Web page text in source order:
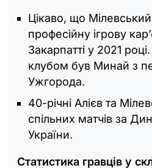
Цікаво, що
професійну ігрову
Закарпатті у 2021
клубом був Минай з
Ужгорода.
40-річні Алієв та
спільних матчів за
України.
Статистика гравців у